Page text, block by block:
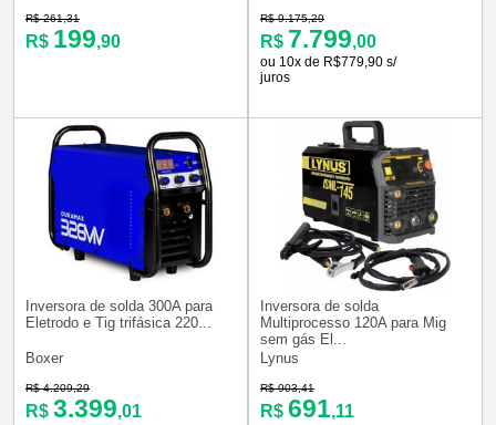
R$ 261,31
R$ 199,90
R$ 9.175,29
R$ 7.799,00
ou 10x de R$779,90 s/
juros
Inversora de solda 300A para
Eletrodo e Tig trifásica 220...
Boxer
R$ 4.209,29
R$ 3.399,01
Inversora de solda
Multiprocesso 120A para Mig
sem gás El...
Lynus
R$ 903,41
R$ 691,11